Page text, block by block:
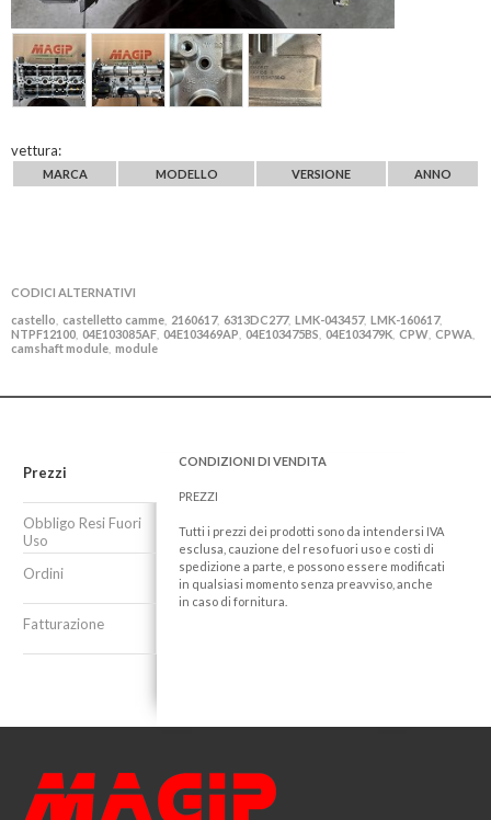
vettura:
MARCA MODELLO VERSIONE ANNO
CODICI ALTERNATIVI
castello castelletto camme 2160617, 6313DC277, LMK-043457, LMK-160617,
NTPF12100 04E103085AF 04E103469AP 04E103475BS 04E103479K CPW CPWA
camshaft module module
Prezzi
Obbligo Resi Fuori
Uso
Ordini
Fatturazione
CONDIZIONI DI VENDITA
PREZZI
Tutti i prezzi dei prodotti sono da intendersi IVA
esclusa, cauzione del reso fuori uso e costi di
spedizione a parte, e possono essere modificati
in qualsiasi momento senza preavviso, anche
in caso di fornitura.